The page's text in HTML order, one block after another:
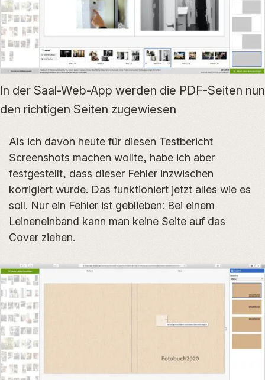
In der Saal-Web-App werden die PDF-Seiten nun
den richtigen Seiten zugewiesen
Als ich davon heute für diesen Testbericht
Screenshots machen wollte, habe ich aber
festgestellt, dass dieser Fehler inzwischen
korrigiert wurde. Das funktioniert jetzt alles wie es
soll. Nur ein Fehler ist geblieben: Bei einem
Leineneinband kann man keine Seite auf das
Cover ziehen.